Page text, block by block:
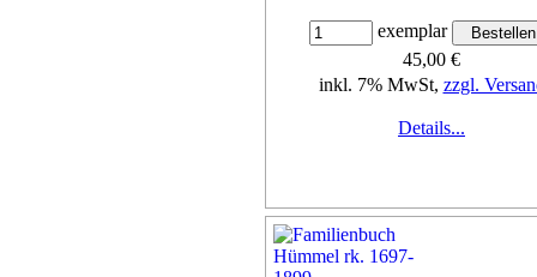
exemplar
45,00 €
inkl. 7% MwSt, zzgl.
Details...